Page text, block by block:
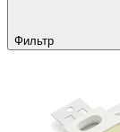
Фильтр